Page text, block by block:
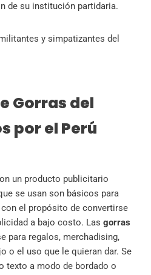
de su institución partidaria.
y simpatizantes del
Gorras del
por el Perú
un producto publicitario
se usan son básicos para
el propósito de convertirse
a bajo costo. Las gorras
para regalos, merchadising,
o el uso que le quieran dar. Se
texto a modo de bordado o